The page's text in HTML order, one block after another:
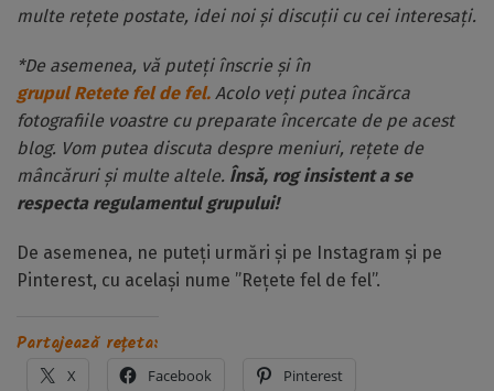
multe rețete postate, idei noi și discuții cu cei interesați.
*De asemenea, vă puteți înscrie și în
grupul Retete fel de fel. Acolo veți putea încărca
fotografiile voastre cu preparate încercate de pe acest
blog. Vom putea discuta despre meniuri, rețete de
mâncăruri și multe altele. Însă, rog insistent a se
respecta regulamentul grupului!
De asemenea, ne puteți urmări și pe Instagram și pe
Pinterest, cu același nume ”Rețete fel de fel”.
Partajează rețeta:
X Facebook Pinterest